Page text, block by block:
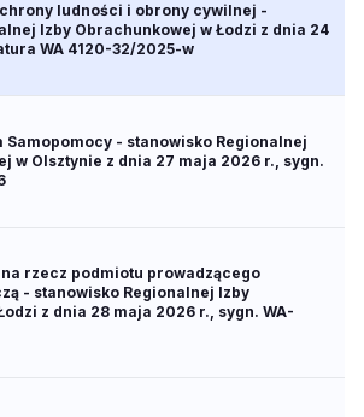
ludności i obrony cywilnej -
Izby Obrachunkowej w Łodzi z dnia 24
WA 4120-32/2025-w
Samopomocy - stanowisko Regionalnej
w Olsztynie z dnia 27 maja 2026 r., sygn.
rzecz podmiotu prowadzącego
- stanowisko Regionalnej Izby
z dnia 28 maja 2026 r., sygn. WA-